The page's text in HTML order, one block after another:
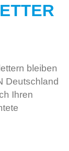
bleiben
Deutschland
Ihren